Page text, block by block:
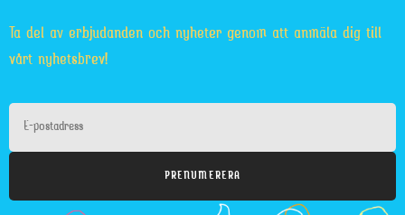
Ta del av erbjudanden och nyheter genom att anmäla dig till
vårt nyhetsbrev!
PRENUMERERA